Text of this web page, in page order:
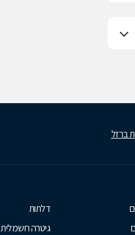
ברזל
דלתות
גיטרה חשמלית